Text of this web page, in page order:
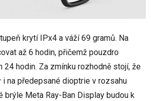
krytí IPx4 a váží 69 gramů. Na
až 6 hodin, přičemž pouzdro
24 hodin. Za zmínku rozhodně stojí, že
i na předepsané dioptrie v rozsahu
brýle Meta Ray-Ban Display budou k